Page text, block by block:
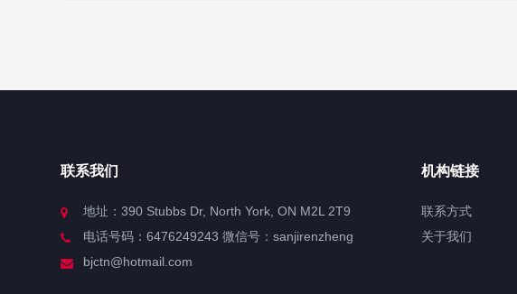
联系我们
地址：390 Stubbs Dr, North York, ON M2L 2T9
电话号码：6476249243 微信号：sanjirenzheng
bjctn@hotmail.com
机构链接
联系方式
关于我们